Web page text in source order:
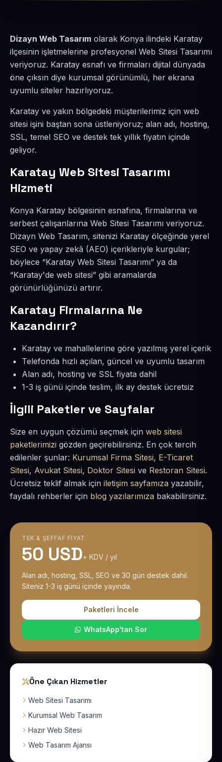
Dizayn Web Tasarım olarak Konya ilindeki Karatay
ilçesinin işletmelerine profesyonel Web Sitesi Tasarımı
veriyoruz. Karatay esnafı ve firmaları dijital dünyada
öne çıksın diye kurumsal görünümlü, her ekrana
uyumlu siteler hazırlıyoruz.
Karatay ve yakın bölgedeki müşterilerimiz için web
sitesi işini baştan sona üstleniyoruz; alan adı, hosting,
SSL, temel SEO ve destek tek yıllık fiyatın içinde
geliyor.
Karatay Web Sitesi Tasarımı
Hizmeti
Konya Karatay bölgesinin esnafına, firmalarına ve
serbest çalışanlarına Web Sitesi Tasarımı veriyoruz.
Dizayn Web Tasarım, sitenizi Karatay ölçeğinde yerel
SEO ve yapay zekâ (AEO) içerikleriyle kurgular;
böylece “Karatay Web Sitesi Tasarımı” ya da
“Karatay'de web sitesi” gibi aramalarda
görünürlüğünüzü artırır.
Karatay Firmalarına Ne
Kazandırır?
Karatay ve mahallelerine göre yazılmış yerel içerik
Telefonda hızlı açılan, güncel ve uyumlu tasarım
Alan adı, hosting ve SSL fiyata dahil
1-3 iş günü içinde teslim, ilk ay destek ücretsiz
İlgili Paketler ve Sayfalar
Size en uygun çözümü seçmek için web sitesi
paketlerimizi gözden geçirebilirsiniz. En çok tercih
edilenler şunlar: Kurumsal Firma Sitesi, E-Ticaret
Sitesi, Avukat Sitesi, Doktor Sitesi ve Restoran Sitesi.
Ücretsiz teklif almak için iletişim sayfamıza yazabilir,
faydalı rehberler için blog yazılarımıza bakabilirsiniz.
TEK & ŞEFFAF FIYAT
50 USD+ KDV / yıl
Alan adı, hosting, SSL, SEO ve 30 gün destek dahil.
Siteniz 1-3 iş günü içinde yayında.
Paketleri İncele
WhatsApp'tan Sor
Öne Çıkan Hizmetler
Web Sitesi Tasarımı
Kurumsal Web Tasarım
Hazır Web Sitesi
Web Tasarım Ajansı